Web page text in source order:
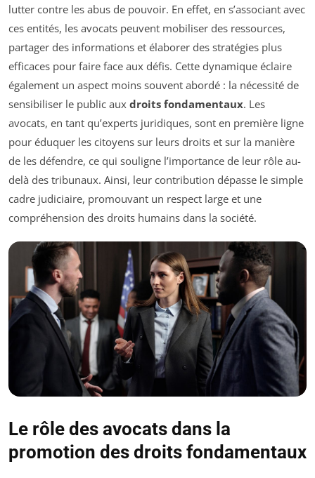
lutter contre les abus de pouvoir. En effet, en s’associant avec
ces entités, les avocats peuvent mobiliser des ressources,
partager des informations et élaborer des stratégies plus
efficaces pour faire face aux défis. Cette dynamique éclaire
également un aspect moins souvent abordé : la nécessité de
sensibiliser le public aux droits fondamentaux. Les
avocats, en tant qu’experts juridiques, sont en première ligne
pour éduquer les citoyens sur leurs droits et sur la manière
de les défendre, ce qui souligne l’importance de leur rôle au-
delà des tribunaux. Ainsi, leur contribution dépasse le simple
cadre judiciaire, promouvant un respect large et une
compréhension des droits humains dans la société.
Le rôle des avocats dans la
promotion des droits fondamentaux